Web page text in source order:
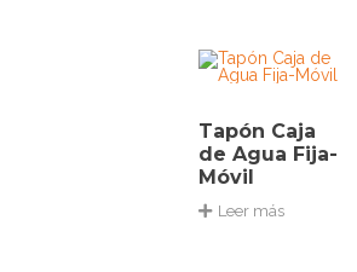
Tapón Caja
de Agua Fija-
Móvil
Leer más